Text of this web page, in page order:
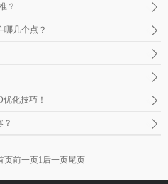
？
哪几个点？
化技巧！
？
页前一页1 后一页尾页